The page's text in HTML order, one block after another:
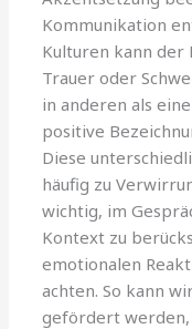
Kommunikation
Kulturen kann der
Trauer oder
in anderen als
positive
Diese
häufig zu
wichtig, im
Kontext zu
emotionalen
achten. So kann
gefördert werden,